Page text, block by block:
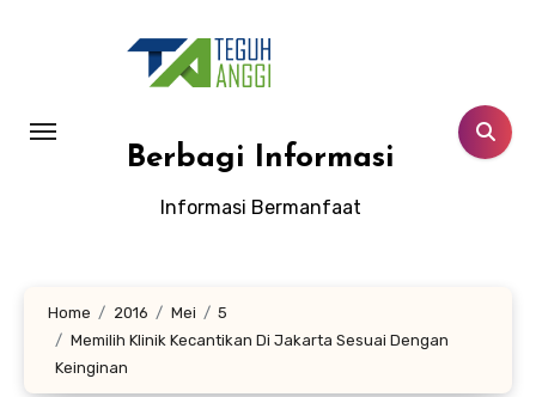
Berbagi Informasi
Informasi Bermanfaat
Home 2016 Mei
5
Memilih Klinik Kecantikan Di Jakarta Sesuai Dengan
Keinginan